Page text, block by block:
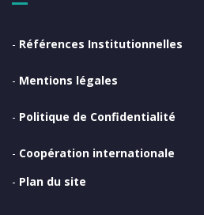
- Références Institutionnelles
- Mentions légales
- Politique de Confidentialité
- Coopération internationale
- Plan du site